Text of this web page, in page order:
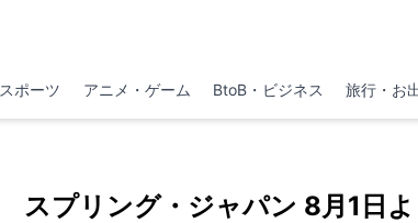
スポーツ アニメ・ゲーム BtoB・ビジネス 旅行・お
スプリング・ジャパン 8月1日